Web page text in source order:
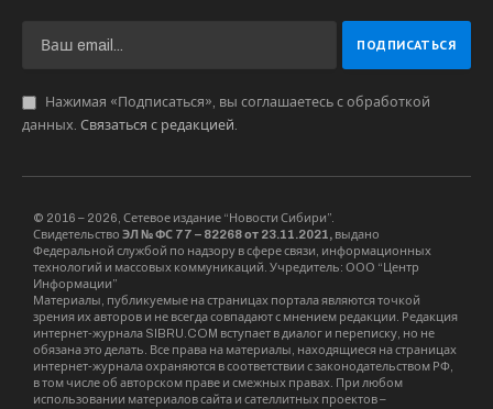
дистанцию. “С нетерпением жду зимнего
забега “Полюс холода – Оймякон”. 16 и 17
января 2026 года: 50 км в мои 50 лет при
температуре минус 50″, – поделился он.
января на трассе, пролегающей между селами
Томтор и Оймякон в Оймяконском районе
Якутии. Программа включает забеги на разные
дистанции: короткие (5, 10, 15 и 21,1 км) и
длинные (42,2 км, а также ультрамарафон на 50
км). В текущем году организаторы планируют